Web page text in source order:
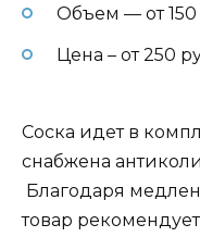
Объем — от
Цена – от 250
Соска идет в
снабжена
Благодаря
товар